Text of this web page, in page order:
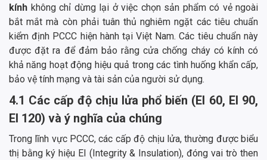
kính không chỉ dừng lại ở việc chọn sản phẩm có vẻ ngoài
bắt mắt mà còn phải tuân thủ nghiêm ngặt các tiêu chuẩn
kiểm định PCCC hiện hành tại Việt Nam. Các tiêu chuẩn này
được đặt ra để đảm bảo rằng cửa chống cháy có kính có
khả năng hoạt động hiệu quả trong các tình huống khẩn cấp,
bảo vệ tính mạng và tài sản của người sử dụng.
4.1 Các cấp độ chịu lửa phổ biến (EI 60, EI 90,
EI 120) và ý nghĩa của chúng
Trong lĩnh vực PCCC, các cấp độ chịu lửa, thường được biểu
thị bằng ký hiệu EI (Integrity & Insulation), đóng vai trò then